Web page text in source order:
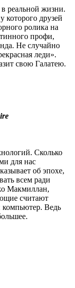
реальной жизни.
которого друзей
ролика на
профи,
Не случайно
леди».
свою Галатею.
Сколько
для нас
об эпохе,
всем ради
Макмиллан,
считают
компьютер. Ведь